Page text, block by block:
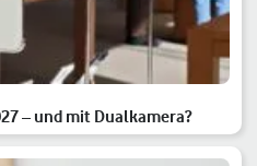
– und mit Dualkamera?